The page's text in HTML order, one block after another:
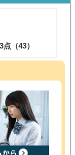
点（43）